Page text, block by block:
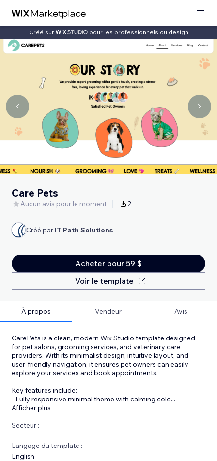
Créé sur pour les professionnels du design
Care Pets
Aucun avis pour le moment 2
Créé par IT Path Solutions
Acheter pour 59 $
Voir le template
À propos Vendeur Avis
CarePets is a clean, modern Wix Studio template designed
for pet salons, grooming services, and veterinary care
providers. With its minimalist design, intuitive layout, and
user-friendly navigation, it ensures pet owners can easily
explore your services and book appointments.
Key features include:
- Fully responsive minimal theme with calming colo...
Afficher plus
Secteur :
Langage du template :
English